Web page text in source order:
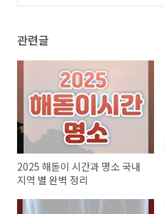
관련글
2025 해돋이 시간과 명소 국내
지역 별 완벽 정리